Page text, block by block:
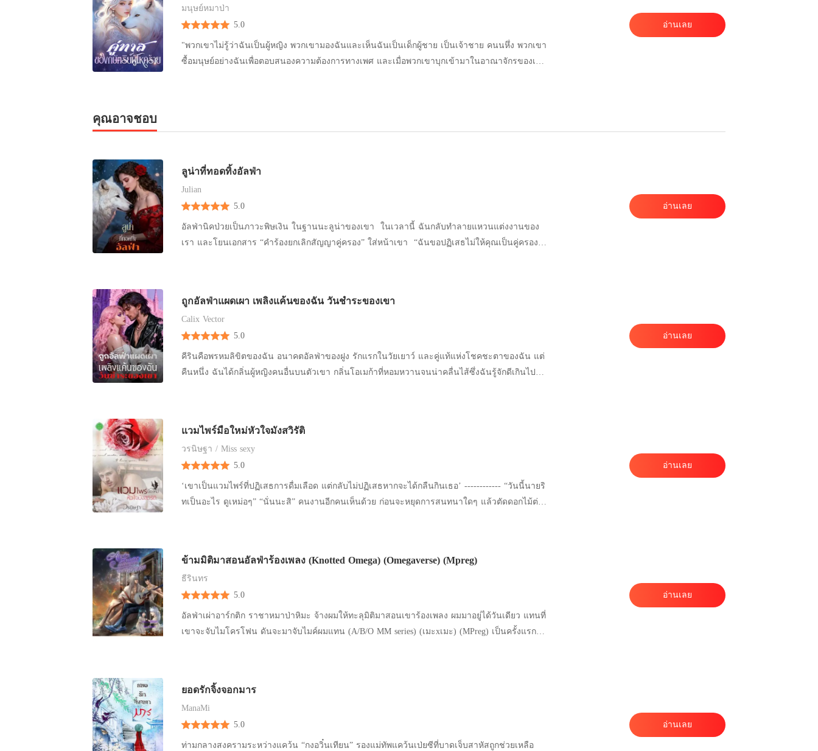
มนุษย์หมาป่า
5.0
"พวกเขาไม่รู้ว่าฉันเป็นผู้หญิง พวกเขามองฉันและเห็นฉันเป็นเด็กผู้ชาย เป็นเจ้าชาย คนนหึ่ง พวกเขา
ซื้อมนุษย์อย่างฉันเพื่อตอบสนองความต้องการทางเพศ และเมื่อพวกเขาบุกเข้ามาในอาณาจักรของเรา
กลายเป็นทาสแห่งความต้องการทางเพศได้อย่างไร . หมายเหตุของผู้เขียน นี่คือนิยายรักแนวดาร์ก
เนื้อหาสำหรับผู้ใหญ่ เรตติ้งสูง 18+ เตรียมพบกับเนื้อหาที่กระตุ้นอารมณ์และเข้มข้นได้เลย หากคุณ
เป็นนักอ่านตัวยงของแนวนี้ที่กำลังมองหาอะไรที่แตกต่าง พร้อมที่จะอ่านแบบไม่รู้เนื้อรู้ตัวโดยไม่รู้ว่า
จะเจออะไรใหม่ๆ บ้าง แต่ก็อยากรู้เพิ่มเติมอยู่ดีล่ะก็ รีบอ่านเลย! . จากผู้เขียนหนังสือขายดีระดับ
นานาชาติเรื่อง ""ทาสผู้เกลียดชังของราชาอัลฟ่า""" พวกเขามองฉันและเห็นฉันเป็นเด็กผู้ชาย เป็น
เป็นสถานที่ที่มีการป้องกันมากที่สุดในอาณาจักรของพวกเขา แต่เดิมฉันเป็นคนที่ไม่เกี่ยวข้องกับเรื่องนี้
เป็นคนที่พวกเขาไม่ต้องการ พวกเขาไม่เคยคิดจะซื้อ เลย แต่แล้ว ราชาผู้ยิ่งใหญ่ที่ไร้ความปรานี
บุคคลที่มีอำนาจที่สุดในดินแดนป่าเถื่อนของพวกเขากลับสนใจใน "เจ้าชายน้อยผู้น่ารัก" เราจะเอา
มีความลับอย่างฉันจะกลายเป็นทาสแห่งความต้องการทางเพศได้อย่างไร . หมายเหตุของผู้เขียน นี่คือ
นิยายรักแนวดาร์ก เนื้อหาสำหรับผู้ใหญ่ เรตติ้งสูง 18+ เตรียมพบกับเนื้อหาที่กระตุ้นอารมณ์และเข้ม
หนังสือขายดีระดับนานาชาติเรื่อง "ทาสผู้เกลียดชังของราชาอัลฟ่า"
อ่านเลย
คุณอาจชอบ
ลูน่าที่ทอดทิ้งอัลฟ่า
Julian
5.0
อัลฟ่านิคป่วยเป็นภาวะพิษเงิน ในฐานนะลูน่าของเขา ในเวลานี้ ฉันกลับทำลายแหวนแต่งงานของ
เรา และโยนเอกสาร “คำร้องยกเลิกสัญญาคู่ครอง” ใส่หน้าเขา “ฉันขอปฏิเสธไม่ให้คุณเป็นคู่ครอง
ไป” เขากอดขาของฉันอ้อนวอน เหมือนว่าไปจากฉันแล้วเขาจะไม่สามารถมีชีวิตอยู่ต่อไปได้ อัลฟ่า
ที่เคยได้รับความเคารพและเกรงขามจากทุกคน ตอนนี้นอนฟุบอยู่ที่พื้น ต่ำต้อยเหมือนกับสุนัขตัวหนึ่ง
แต่ฉันกลับไม่สนใจความเจ็บปวดของเขา ลากเขาไปที่ตรงหน้ารูปปั้นเทพธิดาจันทรา “ถ้านายไม่ยอม
ยกเลิกสัญญา ฉันจะขอให้เทพธิดาจันทราถอนคำขอพรของนาย！ ”
อ่านเลย
ถูกอัลฟ่าแผดเผา เพลิงแค้นของฉัน วันชำระของเขา
Calix Vector
5.0
คีรินคือพรหมลิขิตของฉัน อนาคตอัลฟ่าของฝูง รักแรกในวัยเยาว์ และคู่แท้แห่งโชคชะตาของฉัน แต่
คืนหนึ่ง ฉันได้กลิ่นผู้หญิงคนอื่นบนตัวเขา กลิ่นโอเมก้าที่หอมหวานจนน่าคลื่นไส้ซึ่งฉันรู้จักดีเกินไป
การกระโดดข้ามเครื่องกีดขวางสุดอันตราย จนทำให้ม้าสะบัดฉันตกลงมาขาหัก เขากลับเรียกมันว่า
"คำเตือน" ที่ห้ามไปแตะต้องเธอ การดูแลฉันหลังจากนั้นเป็นเพียงการสร้างภาพเพื่อไม่ให้พ่อของฉัน
สงสัย ในงานประมูลสาธารณะ เขาใช้เงินของครอบครัวฉันเพื่อซื้อเพชรล้ำค่าให้เธอ ทิ้งให้ฉันต้อง
อับอายและไม่มีเงินจ่าย ในที่สุดฉันก็เข้าใจสิ่งที่ได้ยินผ่านจิตสื่อสารของฝูงเมื่อหลายวันก่อน สำหรับ
เขาและพี่น้องร่วมสาบานของเขา ฉันเป็นเพียง "คุณหนูเอาแต่ใจ" เป็นรางวัลที่ต้องไขว่คว้ามาเพื่อ
นกับอัลฟ่าคู่แข่ง ชายผู้มองฉันเป็นราชินี ไม่ใช่ของรางวัลปลอบใจ
อ่านเลย
แวมไพร์มือใหม่หัวใจมังสวิรัติ
วรนิษฐา / Miss sexy
5.0
‘เขาเป็นแวมไพร์ที่ปฏิเสธการดื่มเลือด แต่กลับไม่ปฏิเสธหากจะได้กลืนกินเธอ’ ------------ “วันนี้นายริ
ทเป็นอะไร ดูเหม่อๆ” “นั่นนะสิ” คนงานอีกคนเห็นด้วย ก่อนจะหยุดการสนทนาใดๆ แล้วตัดดอกไม้ต่อ
ไปอุ้มมันขึ้น ท่าทางเขาดูอ่อนโยนเสียจนมาศิตาที่ผ่านมาเห็น คิดว่าตัวเองตาฝาด จนต้องขยี้ตาแรงๆ
สามสี่ครั้ง “ผู้ชายหน้าโหดกับกระต่ายสีขาว ดูยังไงก็ไม่เห็นจะเข้ากันสักนิด สงสัยจะเลี้ยงกระต่ายไว้
กินแน่ๆ” “เลี้ยงไว้ดูจ้ะ นายริทชอบกระต่ายสีขาว ตรงนู่นเป็นกรงกระต่าย มีหลายสิบตัว” คนงานสาว
คนหนึ่งเอ่ยแย้งให้ผู้เป็นเจ้านาย “ชีวิตดูมุ้งมิ้งกิงก่องแก้วขัดแย้งกับหน้าตาสุดๆ แวมไพร์ตนอื่นๆ มีแต่
จะเลี้ยงกระต่ายไว้ดื่มเลือด นี่อะไร เลี้ยงไว้ดูเล่น โอ๊ย! พ่อมังสวิรัติ” มาศิตาบ่นคนเดียวอีกตามเคย
หรือเราจะหูฝาดไป” คนงานสาวที่เพิ่งจะเอ่ยแก้ต่างเรื่องกระต่ายให้เชโรมไปเมื่อครู่ถึงกับคิ้วขมวด พูด
กับตัวเองตามมาศิตาไปอีกคน ------------------ “แต่ศิตาไม่ยอมให้พี่ริทตายเด็ดขาด เพราะศิตารักพี่ริท”
เอ่ยจบก็โน้มใบหน้าลงไปจูบเชโรม จูบที่ต่างฝ่ายต่างต้องการจากกันและกันมาโดยตลอด จูบที่ฝันว่า
ครั้งแรกมันต้องโรแมนติกและน่าจดจำ ไม่ใช่จูบที่ได้กลิ่นคาวเลือดจากริมฝีปากเขาเช่นนี้ แต่ถึงอย่าง
อ่านเลย
ข้ามมิติมาสอนอัลฟ่าร้องเพลง (Knotted Omega) (Omegaverse) (Mpreg)
ธีรินทร
5.0
อัลฟ่าเผ่าอาร์กติก ราชาหมาป่าหิมะ จ้างผมให้ทะลุมิติมาสอนเขาร้องเพลง ผมมาอยู่ได้วันเดียว แทนที่
เขาจะจับไมโครโฟน ดันจะมาจับไมค์ผมแทน (A/B/O MM series) (เมะxเมะ) (MPreg) เป็นครั้งแรกใน
ยังไม่ยอมสืบพันธุ์กับโอเมก้าให้เร็วที่สุด เขาจะมีอายุอยู่ได้อีกเพียงแค่ 5 ปี ติดตามเรื่องราวของอัลฟ่า
ที่ตกหลุมรักเสียงเพลงของคนธรรมดาอย่างปริ๊น ปรีญาศาสตร์จนยอมว่าจ้างมนุษย์โลกเพื่อข้ามมิติมา
สอนดนตรีให้เขาที่เมืองไลแคนโทรป ทว่าปัญหาใหญ่ของชาวเมืองไลแคนโทรปก็คือ ขืนฮันเตอร์ยัง
หลงเสียงดนตรีของปริ๊นอยู่ เผ่าอาร์กติกอาจจะต้องเสียตำแหน่งผู้ครองเมืองให้กับอัลฟ่าเผ่าอื่นที่กำลัง
อ่านเลย
ยอดรักจิ้งจอกมาร
ManaMi
5.0
ท่ามกลางสงครามระหว่างแคว้น “กงอวิ๋นเทียน” รองแม่ทัพแคว้นเป่ยซีที่บาดเจ็บสาหัสถูกช่วยเหลือ
อ่านเลย